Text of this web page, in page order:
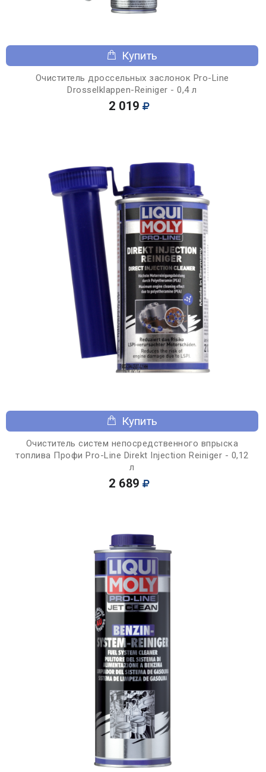
Купить
Очиститель дроссельных заслонок Pro-Line
Drosselklappen-Reiniger - 0,4 л
2 019
Купить
Очиститель систем непосредственного впрыска
топлива Профи Pro-Line Direkt Injection Reiniger - 0,12
л
2 689